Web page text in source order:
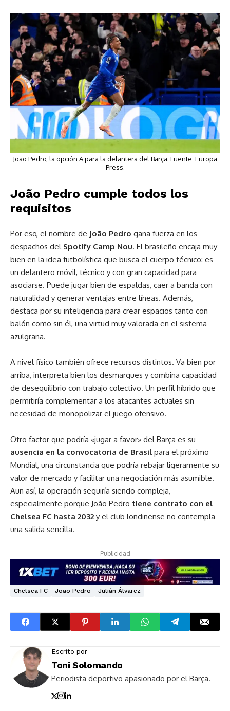
João Pedro, la opción A para la delantera del Barça. Fuente: Europa
Press.
João Pedro cumple todos los
requisitos
Por eso, el nombre de João Pedro gana fuerza en los
despachos del Spotify Camp Nou. El brasileño encaja muy
bien en la idea futbolística que busca el cuerpo técnico: es
un delantero móvil, técnico y con gran capacidad para
asociarse. Puede jugar bien de espaldas, caer a banda con
naturalidad y generar ventajas entre líneas. Además,
destaca por su inteligencia para crear espacios tanto con
balón como sin él, una virtud muy valorada en el sistema
azulgrana.
A nivel físico también ofrece recursos distintos. Va bien por
arriba, interpreta bien los desmarques y combina capacidad
de desequilibrio con trabajo colectivo. Un perfil híbrido que
permitiría complementar a los atacantes actuales sin
necesidad de monopolizar el juego ofensivo.
Otro factor que podría «jugar a favor» del Barça es su
ausencia en la convocatoria de Brasil para el próximo
Mundial, una circunstancia que podría rebajar ligeramente su
valor de mercado y facilitar una negociación más asumible.
Aun así, la operación seguiría siendo compleja,
especialmente porque João Pedro tiene contrato con el
Chelsea FC hasta 2032 y el club londinense no contempla
una salida sencilla.
- Publicidad -
Chelsea FC Joao Pedro Julián Álvarez
Escrito por
Toni Solomando
Periodista deportivo apasionado por el Barça.